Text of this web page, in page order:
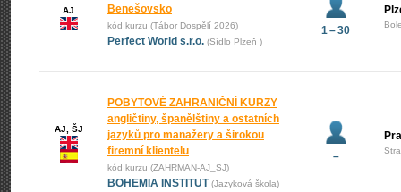
AJ
Benešovsko
kód kurzu (Tábor Dospělí 2026)
Perfect World s.r.o. (Sídlo Plzeň )
1 – 30
AJ, ŠJ
POBYTOVÉ ZAHRANIČNÍ KURZY
angličtiny, španělštiny a ostatních
jazyků pro manažery a širokou
firemní klientelu
kód kurzu (ZAHRMAN-AJ_SJ)
BOHEMIA INSTITUT (Jazyková škola)
–